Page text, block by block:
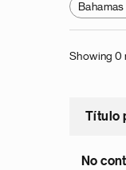
Bahamas
Showing 0
Título
No